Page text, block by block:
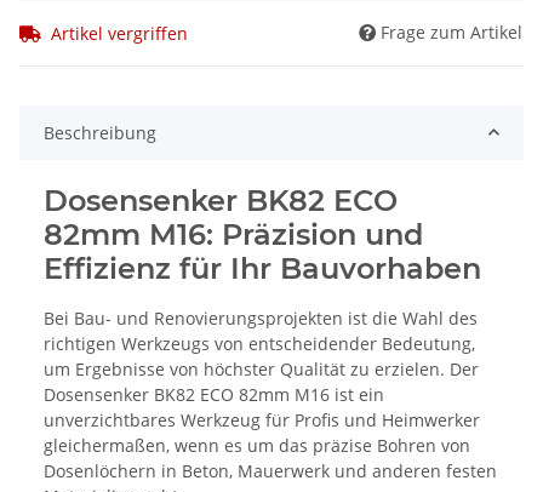
Artikel vergriffen Frage zum Artikel
Beschreibung
Dosensenker BK82 ECO
82mm M16: Präzision und
Effizienz für Ihr Bauvorhaben
Bei Bau- und Renovierungsprojekten ist die Wahl des
richtigen Werkzeugs von entscheidender Bedeutung,
um Ergebnisse von höchster Qualität zu erzielen. Der
Dosensenker BK82 ECO 82mm M16 ist ein
unverzichtbares Werkzeug für Profis und Heimwerker
gleichermaßen, wenn es um das präzise Bohren von
Dosenlöchern in Beton, Mauerwerk und anderen festen